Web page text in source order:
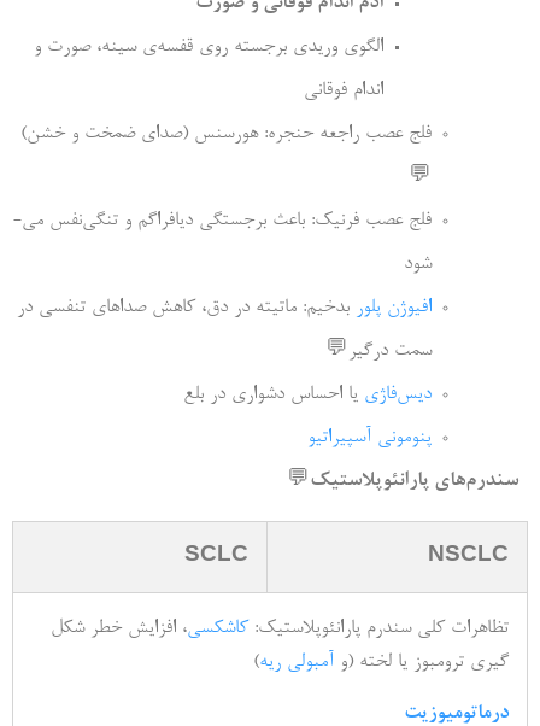
الگوی وریدی برجسته روی قفسه­‌ی سینه، صورت و
اندام فوقانی
فلج عصب راجعه حنجره: هورسنس (صدای ضمخت و خشن)
💬
فلج عصب فرنیک: باعث برجستگی دیافراگم و تنگی‌نفس می‌­
شود
افیوژن پلور بدخیم: ماتیته در دق، کاهش صداهای تنفسی در
سمت درگیر 💬
دیس‌فاژی یا احساس دشواری در بلع
پنومونی آسپیراتیو
سندرم‌­های پارانئوپلاستیک💬
NSCLC
SCLC
تظاهرات کلی سندرم پارانئوپلاستیک:کاشکسی، افزایش خطر شکل­‌
گیری ترومبوز یا لخته (و آمبولی ریه)
درماتومیوزیت